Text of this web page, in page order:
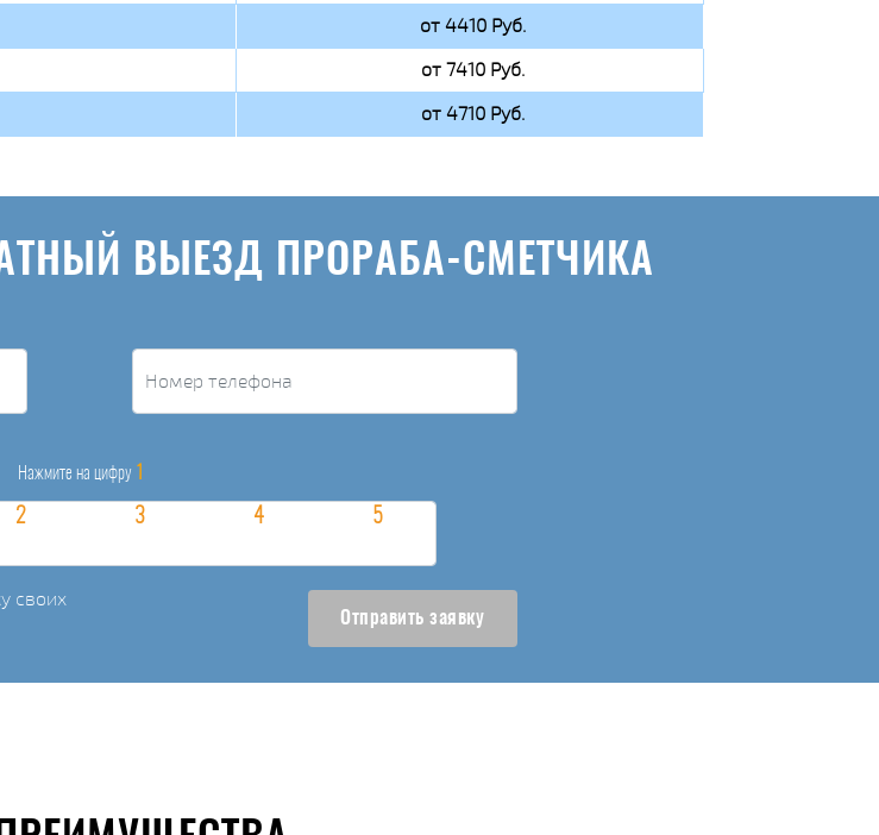
от 4410 Руб.
от 7410 Руб.
от 4710 Руб.
ВЫЕЗД ПРОРАБА-СМЕТЧИКА
Нажмите на цифру 1
своих
Отправить заявку